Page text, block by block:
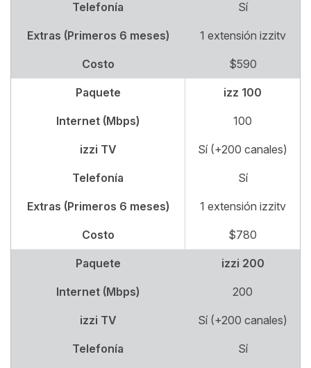
Telefonía Sí
Extras (Primeros 6 meses) 1 extensión izzitv
Costo $590
Paquete izz 100
Internet (Mbps) 100
izzi TV Sí (+200 canales)
Telefonía Sí
Extras (Primeros 6 meses) 1 extensión izzitv
Costo $780
Paquete izzi 200
Internet (Mbps) 200
izzi TV Sí (+200 canales)
Telefonía Sí